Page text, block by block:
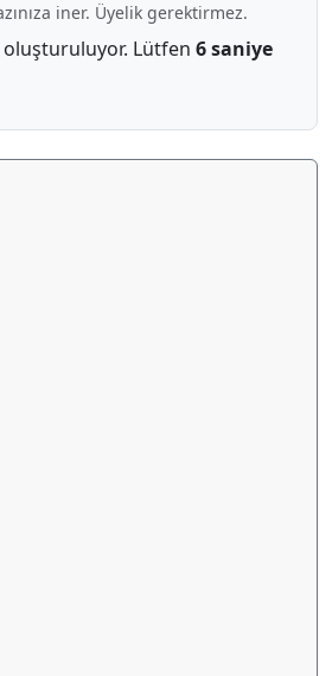
iner. Üyelik gerektirmez.
oluşturuluyor. Lütfen 5 saniye